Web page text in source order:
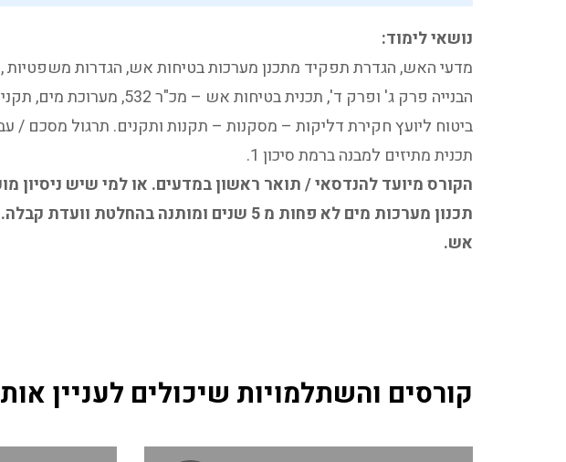
נושאי לימוד:
מדעי האש, הגדרת תפקיד מתכנן מערכות בטיחות אש, הגדרות משפטיות
הבנייה פרק ג' ופרק ד', תכנית בטיחות אש –
ביטוח ליועץ חקירת דליקות – מסקנות – תקנות ותקנים. תרגול מסכם /
תכנית מתיזים למבנה ברמת סיכון 1.
הקורס מיועד להנדסאי / תואר ראשון במדעים. או למי שיש ניסיון
תכנון מערכות מים לא פחות מ 5 שנים ומותנה בהחלטת
אש.
קורסים והשתלמויות שיכולים לעניין